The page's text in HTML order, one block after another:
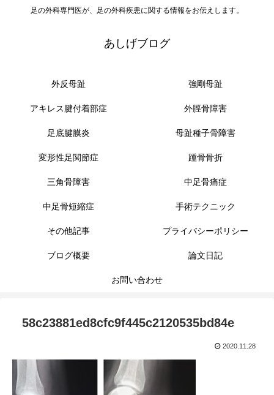
足の外科専門医が、足の外科疾患に関する情報をお伝えします。
あしげブログ
外反母趾 強剛母趾
アキレス腱付着部症 外脛骨障害
足底腱膜炎 母趾種子骨障害
変形性足関節症 踵骨骨折
三角骨障害 中足骨痛症
中足骨短縮症 手術テクニック
その他記事 プライバシーポリシー
ブログ概要 論文日記
お問い合わせ
58c23881ed8cfc9f445c2120535bd84e
2020.11.28